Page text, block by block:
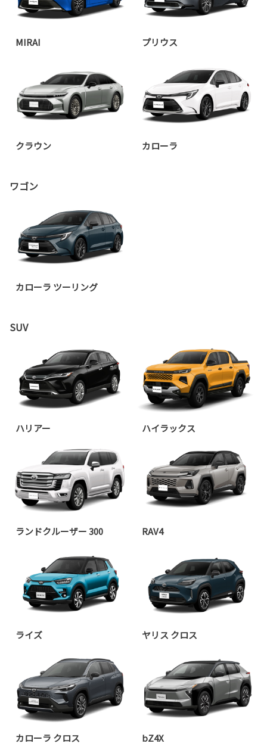
MIRAI プリウス
クラウン カローラ
ワゴン
カローラ ツーリング
SUV
ハリアー ハイラックス
ランドクルーザー 300 RAV4
ライズ ヤリス クロス
カローラ クロス bZ4X